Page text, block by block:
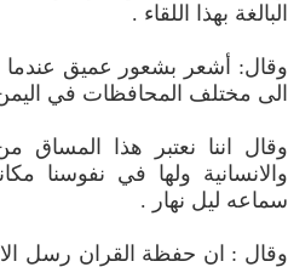
البالغة بهذا اللقاء .
وقال: أشعر بشعور عميق عندما
الى مختلف المحافظات في
وقال اننا نعتبر هذا المساق من
والانسانية ولها في نفوسنا
سماعه ليل نهار .
وقال : ان حفظة القران رسل